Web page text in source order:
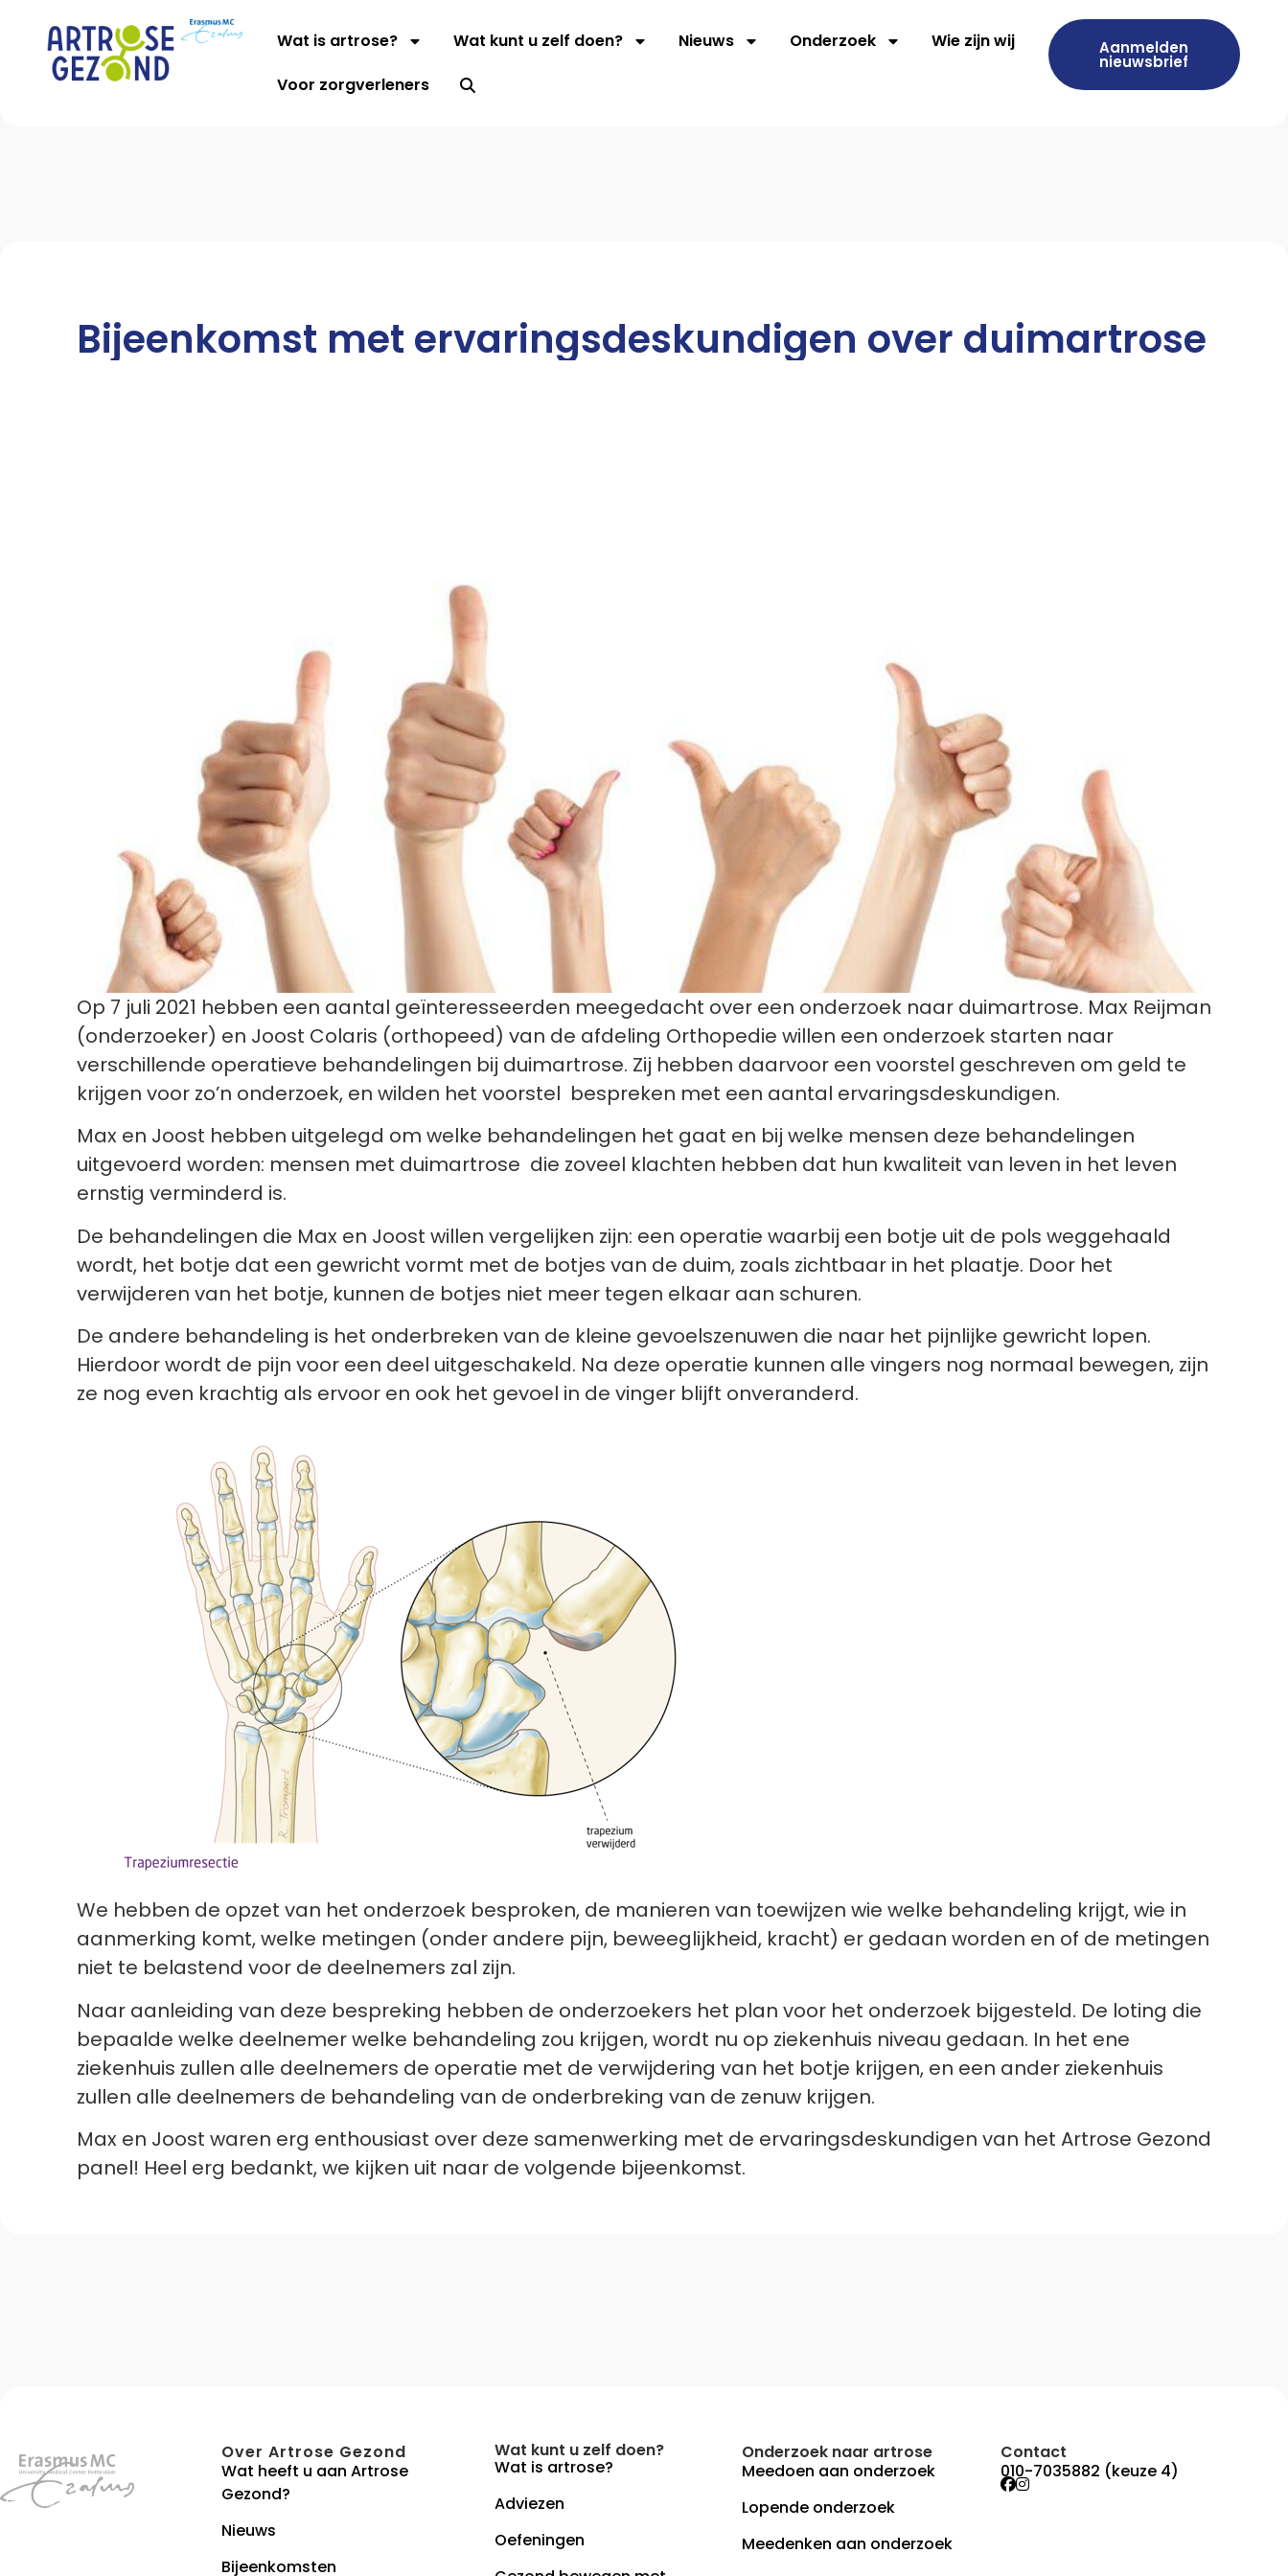
Wat is artrose? Wat kunt u zelf doen? Nieuws Onderzoek
Wie zijn wij
Voor zorgverleners
Aanmelden
nieuwsbrief
Bijeenkomst met ervaringsdeskundigen over duimartrose
Op 7 juli 2021 hebben een aantal geïnteresseerden meegedacht over een onderzoek naar duimartrose. Max Reijman
(onderzoeker) en Joost Colaris (orthopeed) van de afdeling Orthopedie willen een onderzoek starten naar
verschillende operatieve behandelingen bij duimartrose. Zij hebben daarvoor een voorstel geschreven om geld te
krijgen voor zo’n onderzoek, en wilden het voorstel bespreken met een aantal ervaringsdeskundigen.
Max en Joost hebben uitgelegd om welke behandelingen het gaat en bij welke mensen deze behandelingen
uitgevoerd worden: mensen met duimartrose die zoveel klachten hebben dat hun kwaliteit van leven in het leven
ernstig verminderd is.
De behandelingen die Max en Joost willen vergelijken zijn: een operatie waarbij een botje uit de pols weggehaald
wordt, het botje dat een gewricht vormt met de botjes van de duim, zoals zichtbaar in het plaatje. Door het
verwijderen van het botje, kunnen de botjes niet meer tegen elkaar aan schuren.
De andere behandeling is het onderbreken van de kleine gevoelszenuwen die naar het pijnlijke gewricht lopen.
Hierdoor wordt de pijn voor een deel uitgeschakeld. Na deze operatie kunnen alle vingers nog normaal bewegen, zijn
ze nog even krachtig als ervoor en ook het gevoel in de vinger blijft onveranderd.
We hebben de opzet van het onderzoek besproken, de manieren van toewijzen wie welke behandeling krijgt, wie in
aanmerking komt, welke metingen (onder andere pijn, beweeglijkheid, kracht) er gedaan worden en of de metingen
niet te belastend voor de deelnemers zal zijn.
Naar aanleiding van deze bespreking hebben de onderzoekers het plan voor het onderzoek bijgesteld. De loting die
bepaalde welke deelnemer welke behandeling zou krijgen, wordt nu op ziekenhuis niveau gedaan. In het ene
ziekenhuis zullen alle deelnemers de operatie met de verwijdering van het botje krijgen, en een ander ziekenhuis
zullen alle deelnemers de behandeling van de onderbreking van de zenuw krijgen.
Max en Joost waren erg enthousiast over deze samenwerking met de ervaringsdeskundigen van het Artrose Gezond
panel! Heel erg bedankt, we kijken uit naar de volgende bijeenkomst.
Over Artrose Gezond
Wat heeft u aan Artrose
Gezond?
Nieuws
Bijeenkomsten
Wat kunt u zelf doen?
Wat is artrose?
Adviezen
Oefeningen
Onderzoek naar artrose
Meedoen aan onderzoek
Lopende onderzoek
Meedenken aan onderzoek
Contact
010-7035882 (keuze 4)